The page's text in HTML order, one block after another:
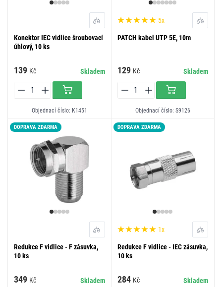
Konektor IEC vidlice šroubovací
úhlový, 10 ks
139 Kč Skladem
Objednací číslo: K1451
5x
PATCH kabel UTP 5E, 10m
129 Kč Skladem
Objednací číslo: S9126
DOPRAVA ZDARMA
Redukce F vidlice - F zásuvka,
10 ks
349 Kč Skladem
DOPRAVA ZDARMA
1x
Redukce F vidlice - IEC zásuvka,
10 ks
284 Kč Skladem